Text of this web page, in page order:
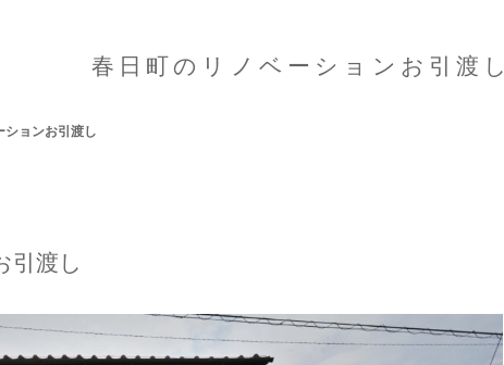
ションお引渡し
春日町のリノベーションお引渡し
引渡し